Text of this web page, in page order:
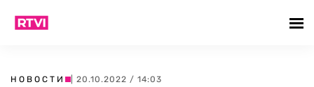
НОВОСТИ | 20.10.2022 / 14:03